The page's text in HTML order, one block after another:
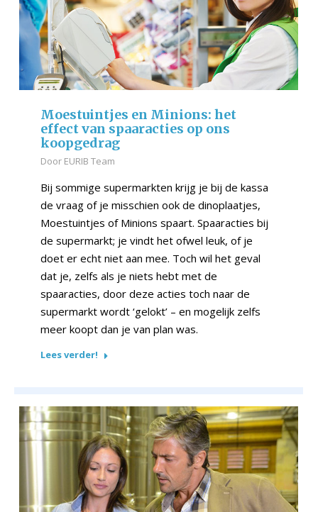
Moestuintjes en Minions: het
effect van spaaracties op ons
koopgedrag
Door EURIB Team
Bij sommige supermarkten krijg je bij de kassa
de vraag of je misschien ook de dinoplaatjes,
Moestuintjes of Minions spaart. Spaaracties bij
de supermarkt; je vindt het ofwel leuk, of je
doet er echt niet aan mee. Toch wil het geval
dat je, zelfs als je niets hebt met de
spaaracties, door deze acties toch naar de
supermarkt wordt ‘gelokt’ – en mogelijk zelfs
meer koopt dan je van plan was.
Lees verder!